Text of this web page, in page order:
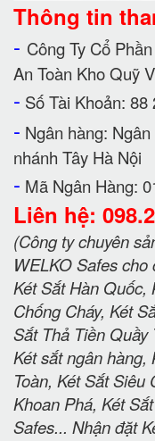
Thông tin
- Công Ty Cổ
An Toàn Kho Quỹ
- Số Tài Khoản:
- Ngân hàng:
nhánh Tây Hà Nội
- Mã Ngân Hàng:
Liên hệ:
(Công ty chuyên
WELKO Safes
Két Sắt Hàn Quốc,
Chống Cháy, Két
Sắt Thả Tiền Quầy
Két sắt ngân hàng,
Toàn, Két Sắt
Khoan Phá, Két
Safes... Nhận đặt